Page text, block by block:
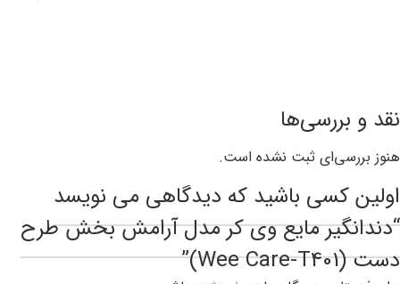
نقد و بررسی‌ها
هنوز بررسی‌ای ثبت نشده است.
اولین کسی باشید که دیدگاهی می نویسد
“دندانگیر مایع وی کر مدل آرامش بخش طرح
دست (Wee Care-T401)”